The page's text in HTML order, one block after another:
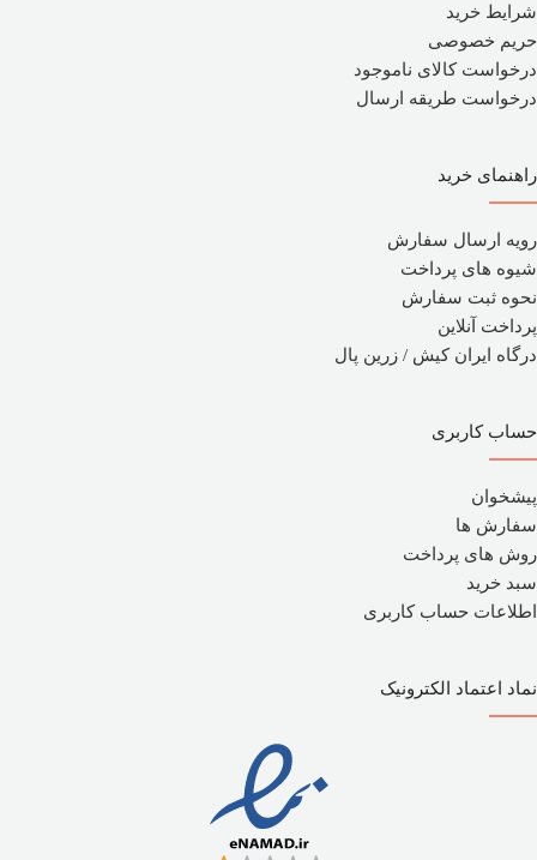
شرایط خرید
حریم خصوصی
درخواست کالای ناموجود
درخواست طریقه ارسال
راهنمای خرید
رویه ارسال سفارش
شیوه های پرداخت
نحوه ثبت سفارش
پرداخت آنلاین
درگاه ایران کیش / زرین پال
حساب کاربری
پیشخوان
سفارش ها
روش های پرداخت
سبد خرید
اطلاعات حساب کاربری
نماد اعتماد الکترونیک